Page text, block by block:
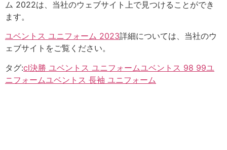
ム 2022は、当社のウェブサイト上で見つけることができ
ます。
ユベントス ユニフォーム 2023詳細については、当社のウ
ェブサイトをご覧ください。
タグ:cl決勝 ユベントス ユニフォームユベントス 98 99ユ
ニフォームユベントス 長袖 ユニフォーム